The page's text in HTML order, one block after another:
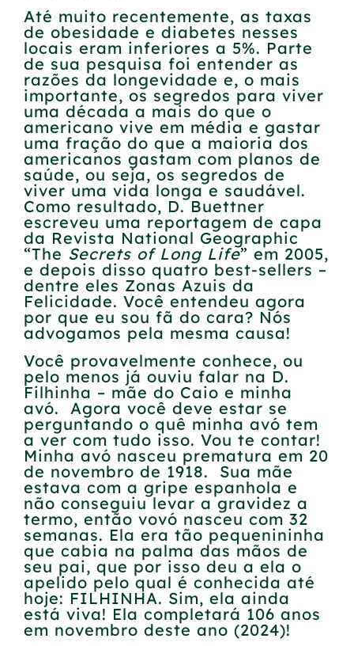
Até muito recentemente, as taxas
de obesidade e diabetes nesses
locais eram inferiores a 5%. Parte
de sua pesquisa foi entender as
razões da longevidade e, o mais
importante, os segredos para viver
uma década a mais do que o
americano vive em média e gastar
uma fração do que a maioria dos
americanos gastam com planos de
saúde, ou seja, os segredos de
viver uma vida longa e saudável.
Como resultado, D. Buettner
escreveu uma reportagem de capa
da Revista National Geographic
“The Secrets of Long Life” em 2005,
e depois disso quatro best-sellers –
dentre eles Zonas Azuis da
Felicidade. Você entendeu agora
por que eu sou fã do cara? Nós
advogamos pela mesma causa!
Você provavelmente conhece, ou
pelo menos já ouviu falar na D.
Filhinha – mãe do Caio e minha
avó. Agora você deve estar se
perguntando o quê minha avó tem
a ver com tudo isso. Vou te contar!
Minha avó nasceu prematura em 20
de novembro de 1918. Sua mãe
estava com a gripe espanhola e
não conseguiu levar a gravidez a
termo, então vovó nasceu com 32
semanas. Ela era tão pequenininha
que cabia na palma das mãos de
seu pai, que por isso deu a ela o
apelido pelo qual é conhecida até
hoje: FILHINHA. Sim, ela ainda
está viva! Ela completará 106 anos
em novembro deste ano (2024)!